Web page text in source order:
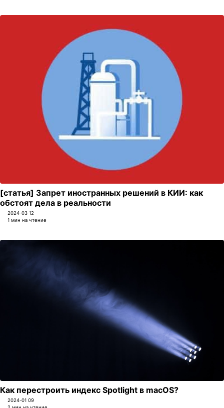
[статья] Запрет иностранных решений в КИИ: как
обстоят дела в реальности
2024-03 12
1 мин на чтение
Как перестроить индекс Spotlight в macOS?
2024-01 09